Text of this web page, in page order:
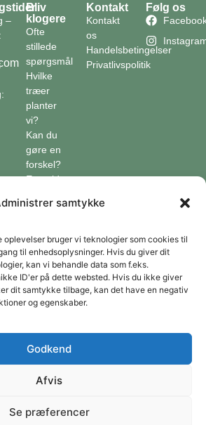
samtykke
oplevelser bruger vi teknologier som cookies til
til enhedsoplysninger. Hvis du giver dit
kan vi behandle data som f.eks.
ID'er på dette websted. Hvis du ikke giver
dit samtykke tilbage, kan det have en negativ
og egenskaber.
Godkend
Afvis
Se præferencer
–
Bliv
klogere
Ofte
stillede
spørgsmål
Hvilke
træer
planter
vi?
Kan du
gøre en
forskel?
En guide
Klimaordbogen
optager
træer
co2?
Kontakt
Kontakt
os
Handelsbetingelser
Privatlivspolitik
Følg os
ved at bruge linket i vores nyhedsbrev. Jeg accepterer
og accepterer databeskyttelseserklæringen.